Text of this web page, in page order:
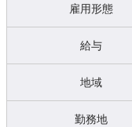
雇用形態
給与
地域
勤務地